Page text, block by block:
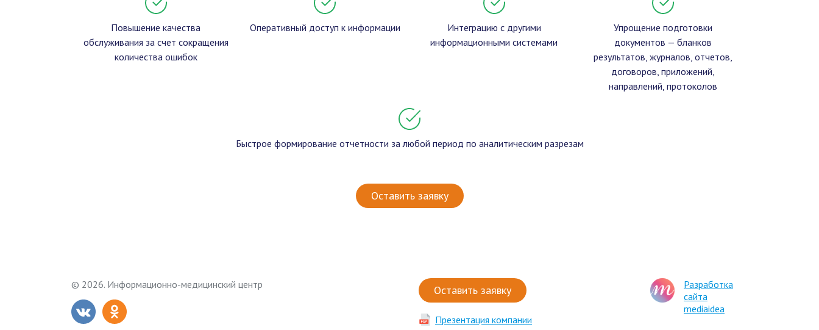
Повышение качества
обслуживания за счет сокращения
количества ошибок
Оперативный доступ к информации
Интеграцию с другими
информационными системами
Упрощение подготовки
документов — бланков
результатов, журналов, отчетов,
договоров, приложений,
направлений, протоколов
Быстрое формирование отчетности за любой период по аналитическим разрезам
Оставить заявку
© 2026. Информационно-медицинский центр Оставить заявку
Презентация компании
Разработка
сайта
mediaidea